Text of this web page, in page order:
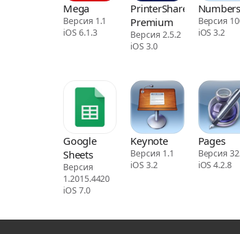
Mega
Версия 1.1
iOS 6.1.3
PrinterShare
Premium
Версия 2.5.2
iOS 3.0
Numbers
Версия
iOS 3.2
Google
Sheets
Версия
1.2015.4420
iOS 7.0
Keynote
Версия 1.1
iOS 3.2
Pages
Версия
iOS 4.2.8